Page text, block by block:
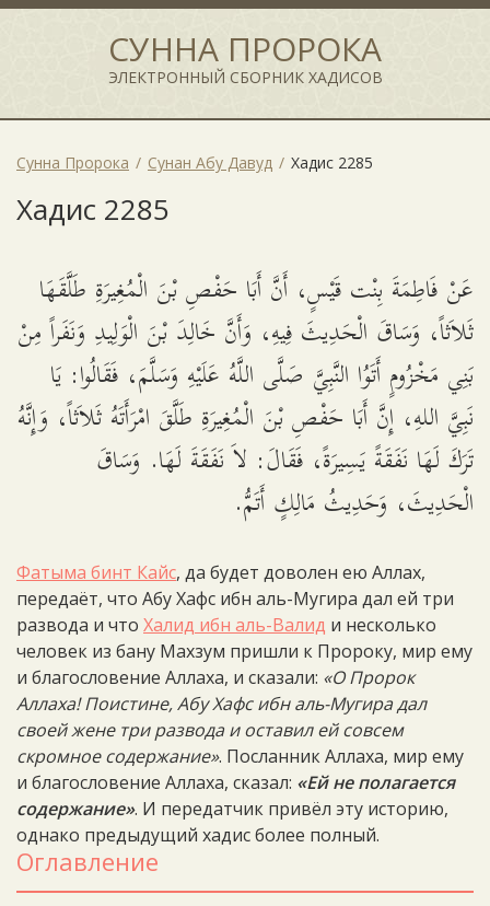
СУННА ПРОРОКА
ЭЛЕКТРОННЫЙ СБОРНИК ХАДИСОВ
Сунна Пророка Сунан Абу Давуд Хадис 2285
Хадис 2285
عَنْ فَاطِمَةَ بِنْت قَيْسٍ، أَنَّ أَبَا حَفْصِ بْنَ الْمُغِيرَةِ طَلَّقَهَا
ثَلاَثاً، وَسَاقَ الْحَدِيثَ فِيهِ، وَأَنَّ خَالِدَ بْنَ الْوَلِيدِ وَنَفَراً مِنْ
بَنِي مَخْزُومٍ أَتَوُا النَّبِيَّ صَلَّى اللَّهُ عَلَيْهِ وَسَلَّمَ، فَقَالُوا: يَا
نَبِيَّ اللهِ، إِنَّ أَبَا حَفْصِ بْنَ الْمُغِيرَةِ طَلَّقَ امْرَأَتَهُ ثَلاَثاً، وَإِنَّهُ
تَرَكَ لَهَا نَفَقَةً يَسِيرَةً، فَقَالَ: لاَ نَفَقَةَ لَهَا. وَسَاقَ
الْحَدِيثَ، وَحَدِيثُ مَالِكٍ أَتَمُّ.
Фатыма бинт Кайс, да будет доволен ею Аллах,
передаёт, что Абу Хафс ибн аль-Мугира дал ей три
развода и что Халид ибн аль-Валид и несколько
человек из бану Махзум пришли к Пророку, мир ему
и благословение Аллаха, и сказали: «О Пророк
Аллаха! Поистине, Абу Хафс ибн аль-Мугира дал
своей жене три развода и оставил ей совсем
скромное содержание». Посланник Аллаха, мир ему
и благословение Аллаха, сказал: «Ей не полагается
содержание». И передатчик привёл эту историю,
однако предыдущий хадис более полный.
Оглавление